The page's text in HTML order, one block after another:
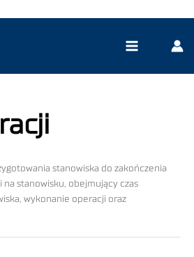
stanowiska do zakończenia
stanowisku, obejmujący czas
wykonanie operacji oraz